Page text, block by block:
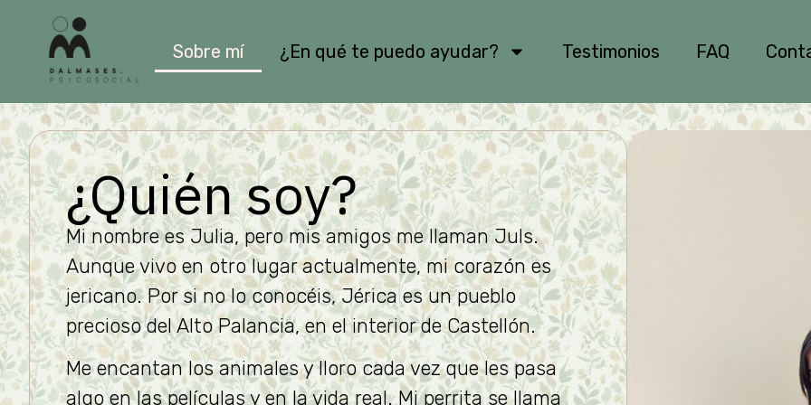
Sobre mí ¿En qué te puedo ayudar? Testimonios FAQ
¿Quién soy?
Mi nombre es Julia, pero mis amigos me llaman Juls.
Aunque vivo en otro lugar actualmente, mi corazón es
jericano. Por si no lo conocéis, Jérica es un pueblo
precioso del Alto Palancia, en el interior de Castellón.
Me encantan los animales y lloro cada vez que les pasa
algo en las películas y en la vida real. Mi perrita se llama